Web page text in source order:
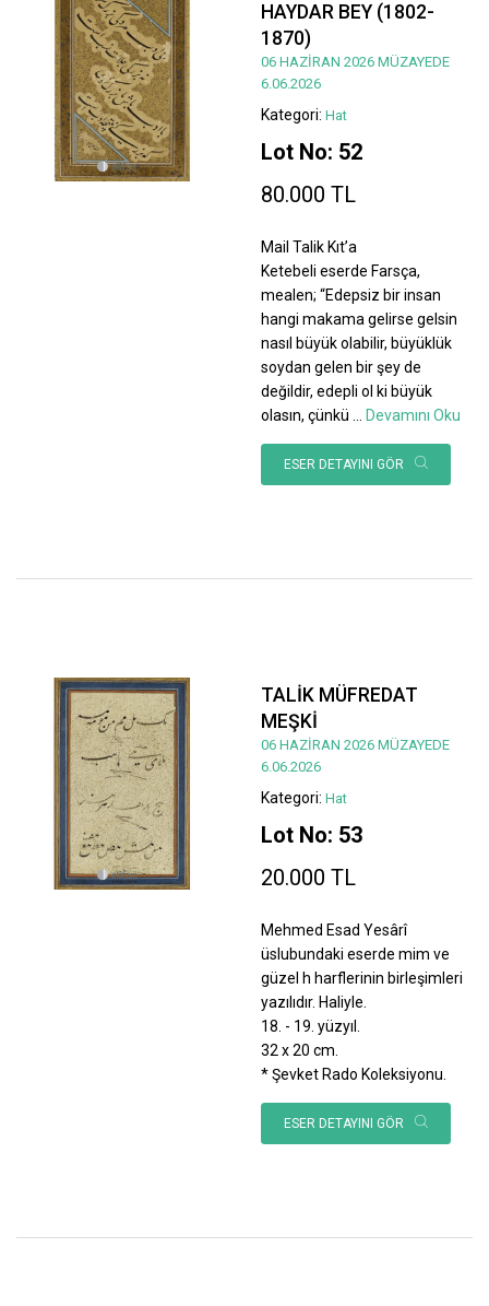
HAYDAR BEY (1802-
1870)
06 HAZİRAN 2026 MÜZAYEDE
6.06.2026
Kategori: Hat
Lot No: 52
80.000 TL
Mail Talik Kıt’a
Ketebeli eserde Farsça,
mealen; “Edepsiz bir insan
hangi makama gelirse gelsin
nasıl büyük olabilir, büyüklük
soydan gelen bir şey de
değildir, edepli ol ki büyük
olasın, çünkü ... Devamını Oku
ESER DETAYINI GÖR
TALİK MÜFREDAT
MEŞKİ
06 HAZİRAN 2026 MÜZAYEDE
6.06.2026
Kategori: Hat
Lot No: 53
20.000 TL
Mehmed Esad Yesârî
üslubundaki eserde mim ve
güzel h harflerinin birleşimleri
yazılıdır. Haliyle.
18. - 19. yüzyıl.
32 x 20 cm.
* Şevket Rado Koleksiyonu.
ESER DETAYINI GÖR